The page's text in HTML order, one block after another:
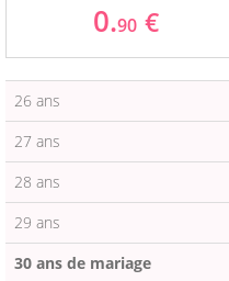
0.90 €
26 ans
27 ans
28 ans
29 ans
30 ans de mariage